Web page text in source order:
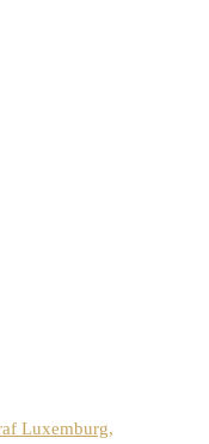
Luxemburg,